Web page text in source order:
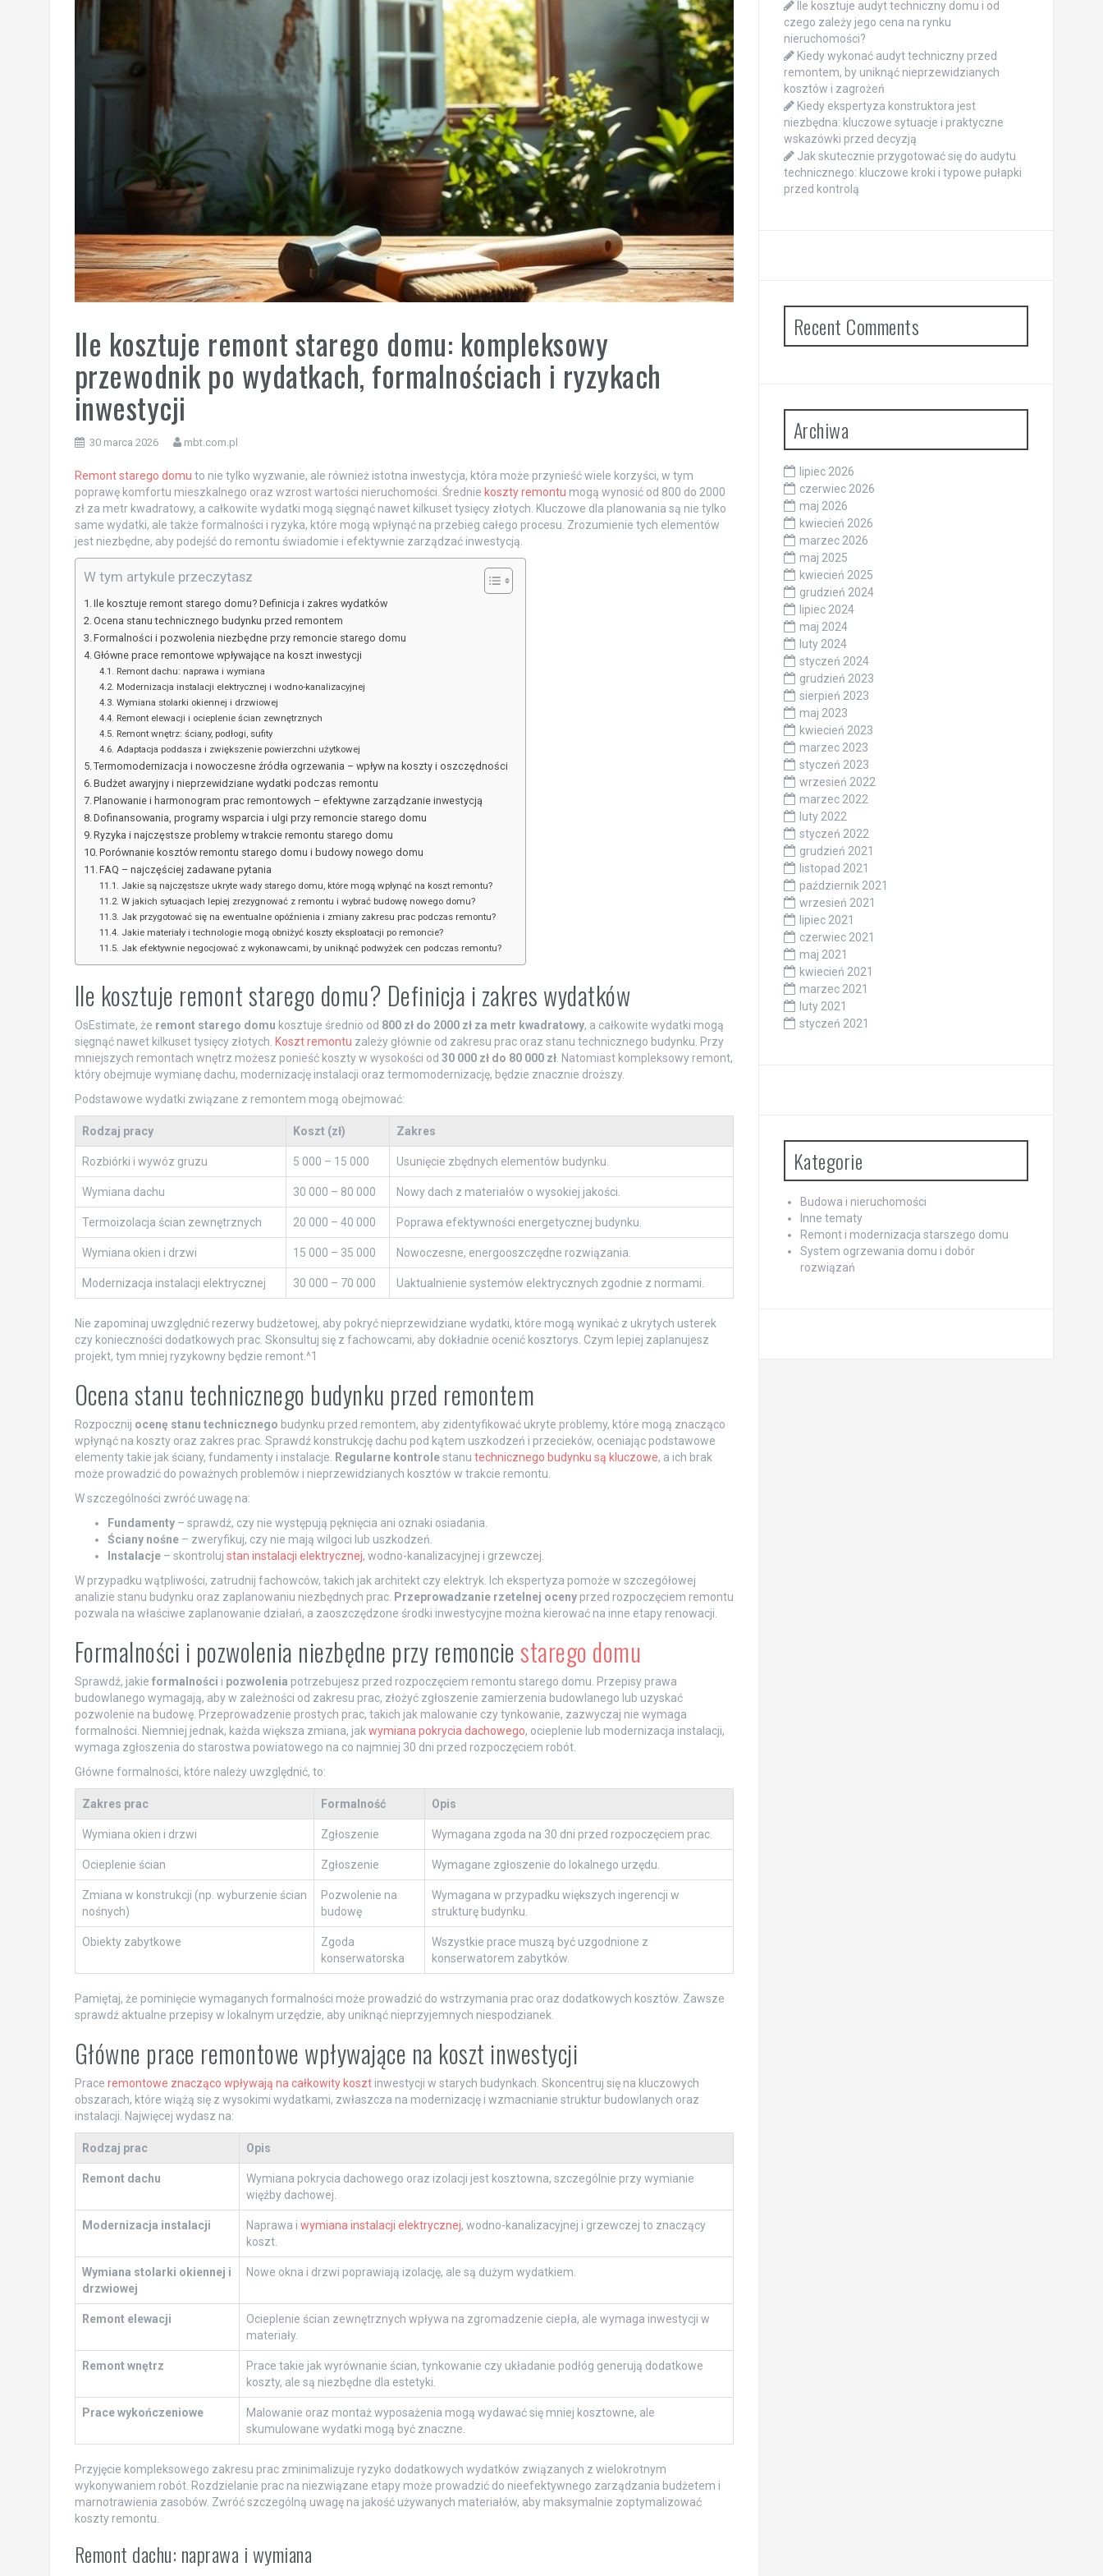
Ile kosztuje remont starego domu: kompleksowy
przewodnik po wydatkach, formalnościach i ryzykach
inwestycji
30 marca 2026 mbt.com.pl
Remont starego domu to nie tylko wyzwanie, ale również istotna inwestycja, która może przynieść wiele korzyści, w tym
poprawę komfortu mieszkalnego oraz wzrost wartości nieruchomości. Średnie koszty remontu mogą wynosić od 800 do 2000
zł za metr kwadratowy, a całkowite wydatki mogą sięgnąć nawet kilkuset tysięcy złotych. Kluczowe dla planowania są nie tylko
same wydatki, ale także formalności i ryzyka, które mogą wpłynąć na przebieg całego procesu. Zrozumienie tych elementów
jest niezbędne, aby podejść do remontu świadomie i efektywnie zarządzać inwestycją.
W tym artykule przeczytasz
Ile kosztuje remont starego domu? Definicja i zakres wydatków
Ocena stanu technicznego budynku przed remontem
Formalności i pozwolenia niezbędne przy remoncie starego domu
Główne prace remontowe wpływające na koszt inwestycji
Remont dachu: naprawa i wymiana
Modernizacja instalacji elektrycznej i wodno-kanalizacyjnej
Wymiana stolarki okiennej i drzwiowej
Remont elewacji i ocieplenie ścian zewnętrznych
Remont wnętrz: ściany, podłogi, sufity
Adaptacja poddasza i zwiększenie powierzchni użytkowej
Termomodernizacja i nowoczesne źródła ogrzewania – wpływ na koszty i oszczędności
Budżet awaryjny i nieprzewidziane wydatki podczas remontu
Planowanie i harmonogram prac remontowych – efektywne zarządzanie inwestycją
Dofinansowania, programy wsparcia i ulgi przy remoncie starego domu
Ryzyka i najczęstsze problemy w trakcie remontu starego domu
Porównanie kosztów remontu starego domu i budowy nowego domu
FAQ – najczęściej zadawane pytania
Jakie są najczęstsze ukryte wady starego domu, które mogą wpłynąć na koszt remontu?
W jakich sytuacjach lepiej zrezygnować z remontu i wybrać budowę nowego domu?
Jak przygotować się na ewentualne opóźnienia i zmiany zakresu prac podczas remontu?
Jakie materiały i technologie mogą obniżyć koszty eksploatacji po remoncie?
Jak efektywnie negocjować z wykonawcami, by uniknąć podwyżek cen podczas remontu?
Ile kosztuje remont starego domu? Definicja i zakres wydatków
OsEstimate, że remont starego domu kosztuje średnio od 800 zł do 2000 zł za metr kwadratowy, a całkowite wydatki mogą
sięgnąć nawet kilkuset tysięcy złotych. Koszt remontu zależy głównie od zakresu prac oraz stanu technicznego budynku. Przy
mniejszych remontach wnętrz możesz ponieść koszty w wysokości od 30 000 zł do 80 000 zł. Natomiast kompleksowy remont,
który obejmuje wymianę dachu, modernizację instalacji oraz termomodernizację, będzie znacznie droższy.
Podstawowe wydatki związane z remontem mogą obejmować:
Rodzaj pracy Koszt (zł) Zakres
Rozbiórki i wywóz gruzu 5 000 – 15 000 Usunięcie zbędnych elementów budynku.
Wymiana dachu 30 000 – 80 000 Nowy dach z materiałów o wysokiej jakości.
Termoizolacja ścian zewnętrznych 20 000 – 40 000 Poprawa efektywności energetycznej budynku.
Wymiana okien i drzwi 15 000 – 35 000 Nowoczesne, energooszczędne rozwiązania.
Modernizacja instalacji elektrycznej 30 000 – 70 000 Uaktualnienie systemów elektrycznych zgodnie z normami.
Nie zapominaj uwzględnić rezerwy budżetowej, aby pokryć nieprzewidziane wydatki, które mogą wynikać z ukrytych usterek
czy konieczności dodatkowych prac. Skonsultuj się z fachowcami, aby dokładnie ocenić kosztorys. Czym lepiej zaplanujesz
projekt, tym mniej ryzykowny będzie remont.^1
Ocena stanu technicznego budynku przed remontem
Rozpocznij ocenę stanu technicznego budynku przed remontem, aby zidentyfikować ukryte problemy, które mogą znacząco
wpłynąć na koszty oraz zakres prac. Sprawdź konstrukcję dachu pod kątem uszkodzeń i przecieków, oceniając podstawowe
elementy takie jak ściany, fundamenty i instalacje. Regularne kontrolestanu technicznego budynku są kluczowe, a ich brak
może prowadzić do poważnych problemów i nieprzewidzianych kosztów w trakcie remontu.
W szczególności zwróć uwagę na:
Fundamenty– sprawdź, czy nie występują pęknięcia ani oznaki osiadania.
Ściany nośne– zweryfikuj, czy nie mają wilgoci lub uszkodzeń.
Instalacje– skontroluj stan instalacji elektrycznej, wodno-kanalizacyjnej i grzewczej.
W przypadku wątpliwości, zatrudnij fachowców, takich jak architekt czy elektryk. Ich ekspertyza pomoże w szczegółowej
analizie stanu budynku oraz zaplanowaniu niezbędnych prac. Przeprowadzanie rzetelnej ocenyprzed rozpoczęciem remontu
pozwala na właściwe zaplanowanie działań, a zaoszczędzone środki inwestycyjne można kierować na inne etapy renowacji.
Formalności i pozwolenia niezbędne przy remonciestarego domu
Sprawdź, jakie formalności i pozwolenia potrzebujesz przed rozpoczęciem remontu starego domu. Przepisy prawa
budowlanego wymagają, aby w zależności od zakresu prac, złożyć zgłoszenie zamierzenia budowlanego lub uzyskać
pozwolenie na budowę. Przeprowadzenie prostych prac, takich jak malowanie czy tynkowanie, zazwyczaj nie wymaga
formalności. Niemniej jednak, każda większa zmiana, jakwymiana pokrycia dachowego, ocieplenie lub modernizacja instalacji,
wymaga zgłoszenia do starostwa powiatowego na co najmniej 30 dni przed rozpoczęciem robót.
Główne formalności, które należy uwzględnić, to:
Zakres prac Formalność Opis
Wymiana okien i drzwi Zgłoszenie Wymagana zgoda na 30 dni przed rozpoczęciem prac.
Ocieplenie ścian Zgłoszenie Wymagane zgłoszenie do lokalnego urzędu.
Zmiana w konstrukcji (np. wyburzenie ścian
nośnych)
Pozwolenie na
budowę
Wymagana w przypadku większych ingerencji w
strukturę budynku.
Obiekty zabytkowe
Zgoda
konserwatorska
Wszystkie prace muszą być uzgodnione z
konserwatorem zabytków.
Pamiętaj, że pominięcie wymaganych formalności może prowadzić do wstrzymania prac oraz dodatkowych kosztów. Zawsze
sprawdź aktualne przepisy w lokalnym urzędzie, aby uniknąć nieprzyjemnych niespodzianek.
Główne prace remontowe wpływające na koszt inwestycji
Prace remontowe znacząco wpływają na całkowity kosztinwestycji w starych budynkach. Skoncentruj się na kluczowych
obszarach, które wiążą się z wysokimi wydatkami, zwłaszcza na modernizację i wzmacnianie struktur budowlanych oraz
instalacji. Najwięcej wydasz na:
Rodzaj prac Opis
Remont dachu
Wymiana pokrycia dachowego oraz izolacji jest kosztowna, szczególnie przy wymianie
więźby dachowej.
Modernizacja instalacji Naprawa i wymiana instalacji elektrycznej, wodno-kanalizacyjnej i grzewczej to znaczący
koszt.
Wymiana stolarki okiennej i
drzwiowej
Nowe okna i drzwi poprawiają izolację, ale są dużym wydatkiem.
Remont elewacji
Ocieplenie ścian zewnętrznych wpływa na zgromadzenie ciepła, ale wymaga inwestycji w
materiały.
Remont wnętrz
Prace takie jak wyrównanie ścian, tynkowanie czy układanie podłóg generują dodatkowe
koszty, ale są niezbędne dla estetyki.
Prace wykończeniowe
Malowanie oraz montaż wyposażenia mogą wydawać się mniej kosztowne, ale
skumulowane wydatki mogą być znaczne.
Przyjęcie kompleksowego zakresu prac zminimalizuje ryzyko dodatkowych wydatków związanych z wielokrotnym
wykonywaniem robót. Rozdzielanie prac na niezwiązane etapy może prowadzić do nieefektywnego zarządzania budżetem i
marnotrawienia zasobów. Zwróć szczególną uwagę na jakość używanych materiałów, aby maksymalnie zoptymalizować
koszty remontu.
Remont dachu: naprawa i wymiana
Ile kosztuje audyt techniczny domu i od
czego zależy jego cena na rynku
nieruchomości?
Kiedy wykonać audyt techniczny przed
remontem, by uniknąć nieprzewidzianych
kosztów i zagrożeń
Kiedy ekspertyza konstruktora jest
niezbędna: kluczowe sytuacje i praktyczne
wskazówki przed decyzją
Jak skutecznie przygotować się do audytu
technicznego: kluczowe kroki i typowe pułapki
przed kontrolą
Recent Comments
Archiwa
lipiec 2026
czerwiec 2026
maj 2026
kwiecień 2026
marzec 2026
maj 2025
kwiecień 2025
grudzień 2024
lipiec 2024
maj 2024
luty 2024
styczeń 2024
grudzień 2023
sierpień 2023
maj 2023
kwiecień 2023
marzec 2023
styczeń 2023
wrzesień 2022
marzec 2022
luty 2022
styczeń 2022
grudzień 2021
listopad 2021
październik 2021
wrzesień 2021
lipiec 2021
czerwiec 2021
maj 2021
kwiecień 2021
marzec 2021
luty 2021
styczeń 2021
Kategorie
Budowa i nieruchomości
Inne tematy
Remont i modernizacja starszego domu
System ogrzewania domu i dobór
rozwiązań